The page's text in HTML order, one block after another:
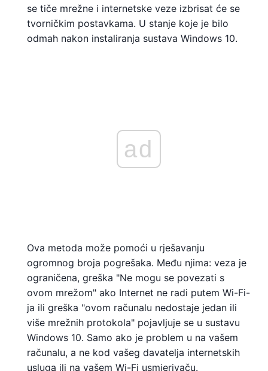
se tiče mrežne i internetske veze izbrisat će se
tvorničkim postavkama. U stanje koje je bilo
odmah nakon instaliranja sustava Windows 10.
ad
Ova metoda može pomoći u rješavanju
ogromnog broja pogrešaka. Među njima: veza je
ograničena, greška "Ne mogu se povezati s
ovom mrežom" ako Internet ne radi putem Wi-Fi-
ja ili greška "ovom računalu nedostaje jedan ili
više mrežnih protokola" pojavljuje se u sustavu
Windows 10. Samo ako je problem u na vašem
računalu, a ne kod vašeg davatelja internetskih
usluga ili na vašem Wi-Fi usmjerivaču.